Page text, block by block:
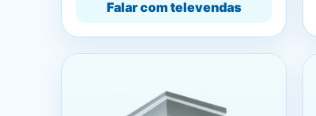
Falar com televendas